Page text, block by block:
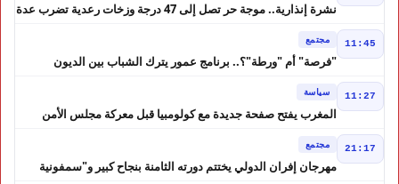
نشرة إنذارية.. موجة حر تصل إلى 47 درجة وزخات رعدية تضرب عدة
11:45 مجتمع
"فرصة" أم "ورطة"؟.. برنامج عمور يترك الشباب بين الديون
11:27 سياسة
المغرب يفتح صفحة جديدة مع كولومبيا قبل معركة مجلس الأمن
21:17 مجتمع
مهرجان إفران الدولي يختتم دورته الثامنة بنجاح كبير و"سمفونية